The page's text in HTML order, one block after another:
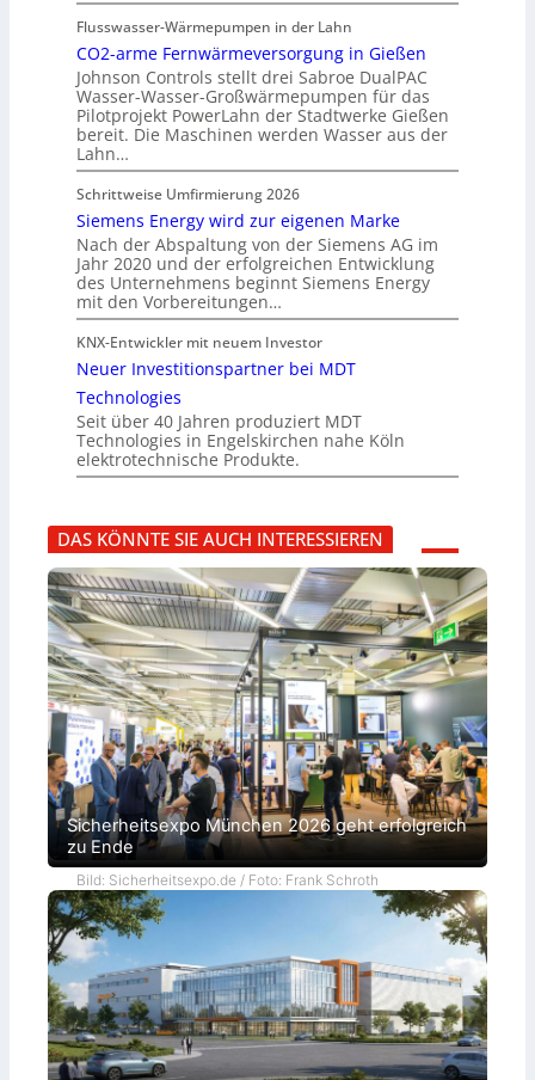
Flusswasser-Wärmepumpen in der Lahn
CO2-arme Fernwärmeversorgung in Gießen
Johnson Controls stellt drei Sabroe DualPAC
Wasser-Wasser-Großwärmepumpen für das
Pilotprojekt PowerLahn der Stadtwerke Gießen
bereit. Die Maschinen werden Wasser aus der
Lahn…
Schrittweise Umfirmierung 2026
Siemens Energy wird zur eigenen Marke
Nach der Abspaltung von der Siemens AG im
Jahr 2020 und der erfolgreichen Entwicklung
des Unternehmens beginnt Siemens Energy
mit den Vorbereitungen…
KNX-Entwickler mit neuem Investor
Neuer Investitionspartner bei MDT
Technologies
Seit über 40 Jahren produziert MDT
Technologies in Engelskirchen nahe Köln
elektrotechnische Produkte.
DAS KÖNNTE SIE AUCH INTERESSIEREN
Sicherheitsexpo München 2026 geht erfolgreich
zu Ende
Bild: Sicherheitsexpo.de / Foto: Frank Schroth